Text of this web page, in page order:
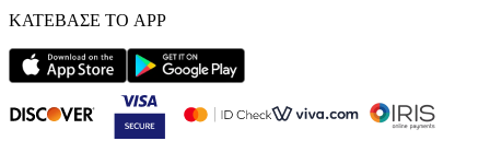
ΚΑΤΕΒΑΣΕ ΤΟ APP